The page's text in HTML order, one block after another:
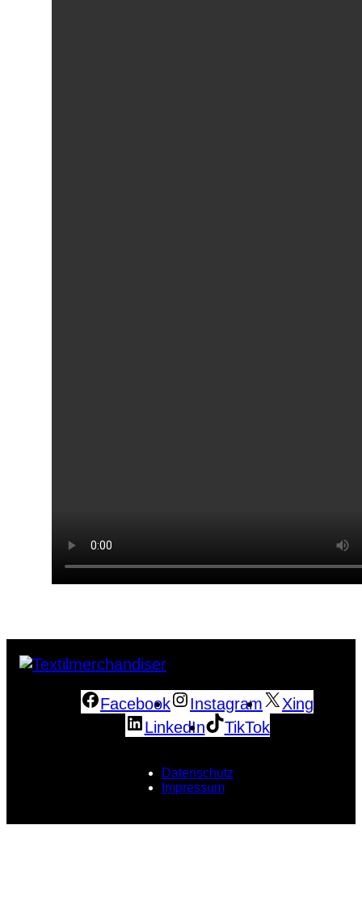
Facebook Instagram
Xing
LinkedIn
TikTok
Datenschutz
Impressum